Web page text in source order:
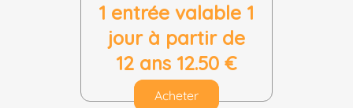
1 entrée valable 1
jour à partir de
12 ans 12.50 €
Acheter